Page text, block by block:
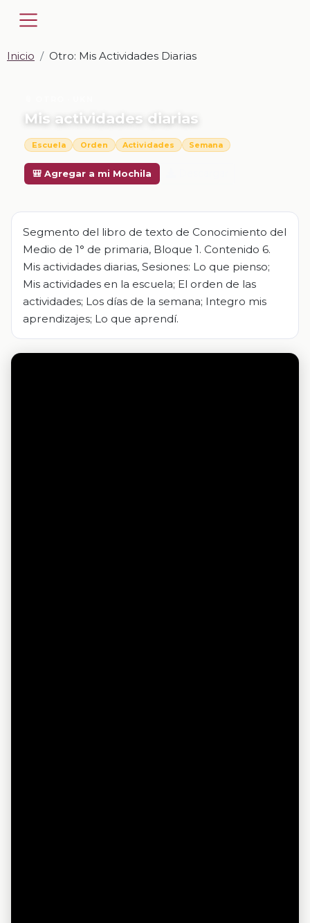
Inicio Otro: Mis Actividades Diarias
Mis actividades diarias
Escuela Orden Actividades Semana
🎒 Agregar a mi Mochila
Segmento del libro de texto de Conocimiento del
Medio de 1° de primaria, Bloque 1. Contenido 6.
Mis actividades diarias, Sesiones: Lo que pienso;
Mis actividades en la escuela; El orden de las
actividades; Los días de la semana; Integro mis
aprendizajes; Lo que aprendí.